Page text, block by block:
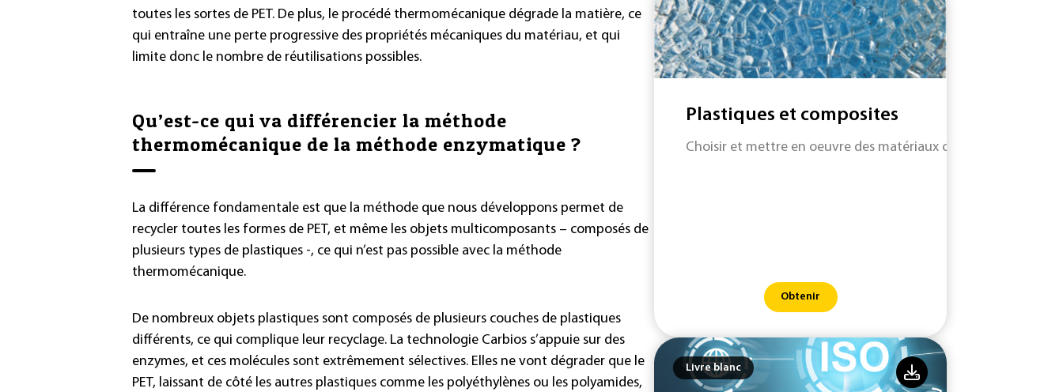
toutes les sortes de PET. De plus, le procédé thermomécanique dégrade la matière, ce
qui entraîne une perte progressive des propriétés mécaniques du matériau, et qui
limite donc le nombre de réutilisations possibles.
Qu’est-ce qui va différencier la méthode
thermomécanique de la méthode enzymatique ?
La différence fondamentale est que la méthode que nous développons permet de
recycler toutes les formes de PET, et même les objets multicomposants – composés de
plusieurs types de plastiques -, ce qui n’est pas possible avec la méthode
thermomécanique.
De nombreux objets plastiques sont composés de plusieurs couches de plastiques
différents, ce qui complique leur recyclage. La technologie Carbios s’appuie sur des
enzymes, et ces molécules sont extrêmement sélectives. Elles ne vont dégrader que le
PET, laissant de côté les autres plastiques comme les polyéthylènes ou les polyamides,
Plastiques et composites
Choisir et mettre en oeuvre des matériaux capables de
Obtenir
Livre blanc